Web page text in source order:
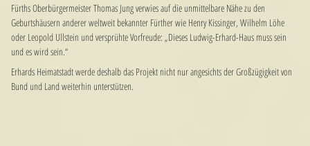
Fürths Oberbürgermeister Thomas Jung verwies auf die unmittelbare Nähe zu den
Geburtshäusern anderer weltweit bekannter Fürther wie Henry Kissinger, Wilhelm Löhe
oder Leopold Ullstein und versprühte Vorfreude: „Dieses Ludwig-Erhard-Haus muss sein
und es wird sein.“
Erhards Heimatstadt werde deshalb das Projekt nicht nur angesichts der Großzügigkeit von
Bund und Land weiterhin unterstützen.